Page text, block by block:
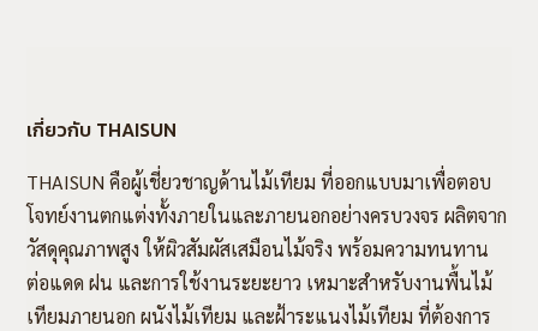
เกี่ยวกับ THAISUN
THAISUN คือผู้เชี่ยวชาญด้านไม้เทียม ที่ออกแบบมาเพื่อตอบ
โจทย์งานตกแต่งทั้งภายในและภายนอกอย่างครบวงจร ผลิตจาก
วัสดุคุณภาพสูง ให้ผิวสัมผัสเสมือนไม้จริง พร้อมความทนทาน
ต่อแดด ฝน และการใช้งานระยะยาว เหมาะสำหรับงานพื้นไม้
เทียมภายนอก ผนังไม้เทียม และฝ้าระแนงไม้เทียม ที่ต้องการ